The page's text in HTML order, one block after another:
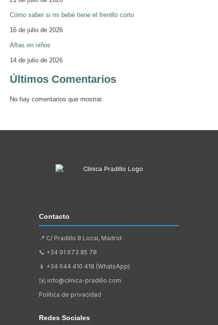
Cómo saber si mi bebé tiene el frenillo corto
16 de julio de 2026
Aftas en niños
14 de julio de 2026
Últimos Comentarios
No hay comentarios que mostrar.
Contacto
📍 C/ Pradillo 8 Local, Madrid
📞 +34 91 673 85 78
📱 +34 644 410 418 (WhatsApp)
✉️ info@clinica-pradillo.com
Política de privacidad
Redes Sociales